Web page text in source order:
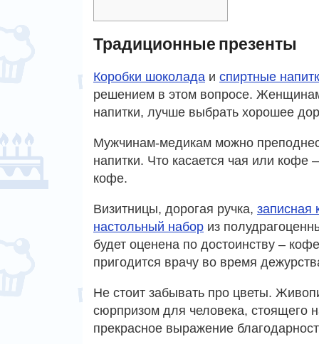
Традиционные презенты
Коробки шоколада и спиртные
решением в этом вопросе.
напитки, лучше выбрать хорошее
Мужчинам-медикам можно
напитки. Что касается чая или
кофе.
Визитницы, дорогая ручка, записная
настольный набор из
будет оценена по достоинству –
пригодится врачу во время
Не стоит забывать про цветы.
сюрпризом для человека, стоящего
прекрасное выражение